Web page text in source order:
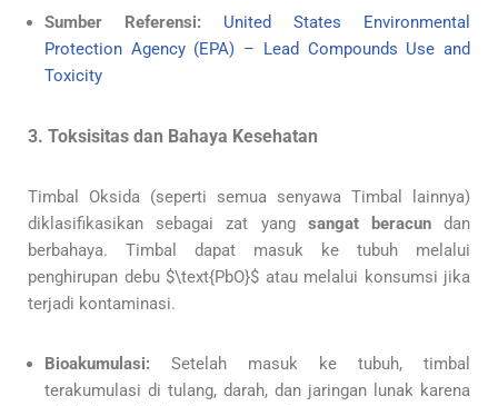
Sumber Referensi:
United States Environmental
Protection Agency (EPA) – Lead Compounds Use and
Toxicity
3. Toksisitas dan Bahaya Kesehatan
Timbal Oksida (seperti semua senyawa Timbal lainnya)
diklasifikasikan sebagai zat yang sangat beracundan
berbahaya. Timbal dapat masuk ke tubuh melalui
penghirupan debu $\text{PbO}$ atau melalui konsumsi jika
terjadi kontaminasi.
Bioakumulasi: Setelah masuk ke tubuh, timbal
terakumulasi di tulang, darah, dan jaringan lunak karena